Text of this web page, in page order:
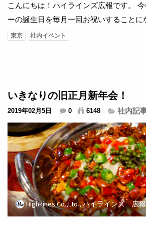
こんにちは！ハイラインズ広報です。
ーの誕生日を毎月一回お祝いすることに
チパチパチ(^0^)/ 早速今月誕生日のお二
東京 社内イベント
いきなりの旧正月新年会！
2019年02月5日 0 6148 社内記
High-lines Co.,Ltd., ハイラインズ 広報